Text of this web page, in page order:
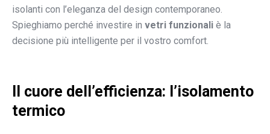
isolanti con l’eleganza del design contemporaneo.
Spieghiamo perché investire in vetri funzionali è la
decisione più intelligente per il vostro comfort.
Il cuore dell’efficienza: l’isolamento
termico